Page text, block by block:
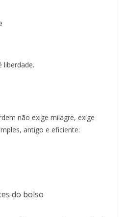
liberdade.
não exige milagre, exige
antigo e eficiente:
do bolso